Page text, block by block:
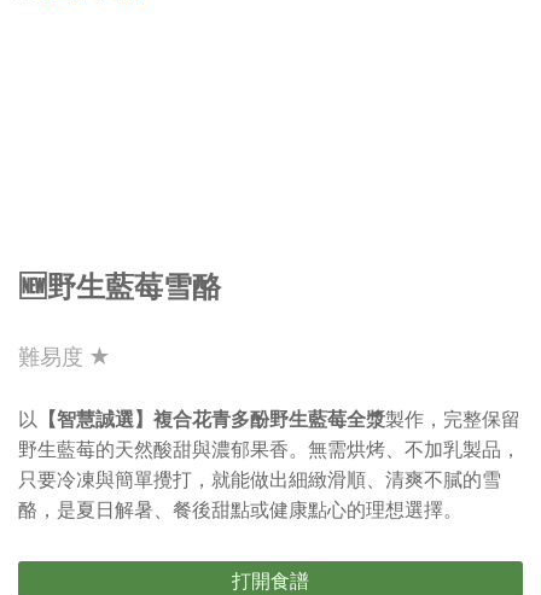
🆕野生藍莓雪酪
難易度 ★
以 【智慧誠選】複合花青多酚野生藍莓全漿製作，完整保留
野生藍莓的天然酸甜與濃郁果香。無需烘烤、不加乳製品，
只要冷凍與簡單攪打，就能做出細緻滑順、清爽不膩的雪
酪，是夏日解暑、餐後甜點或健康點心的理想選擇。
打開食譜